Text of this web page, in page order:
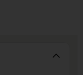
als achterzijde.
merk krachtig